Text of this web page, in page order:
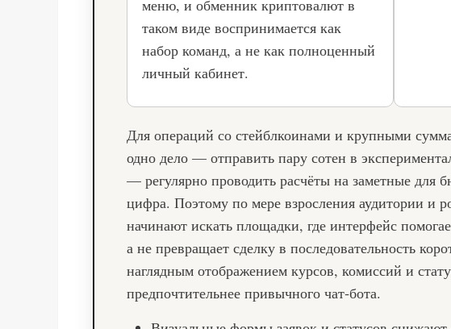
меню, и обменник криптовалют в
таком виде воспринимается как
набор команд, а не как полноценный
личный кабинет.
Для операций со стейблкоинами и крупными
одно дело — отправить пару сотен в
— регулярно проводить расчёты на заметные для
цифра. Поэтому по мере взросления аудитории и
начинают искать площадки, где интерфейс
а не превращает сделку в последовательность
наглядным отображением курсов, комиссий и
предпочтительнее привычного чат‑бота.